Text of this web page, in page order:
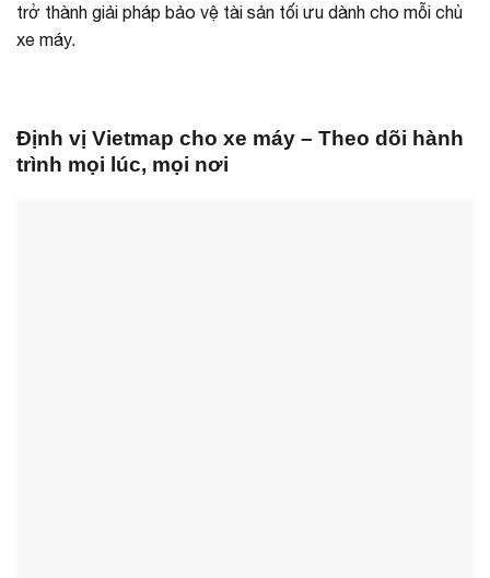
trở thành giải pháp bảo vệ tài sản tối ưu dành cho mỗi chủ
xe máy.
Định vị Vietmap cho xe máy – Theo dõi hành
trình mọi lúc, mọi nơi